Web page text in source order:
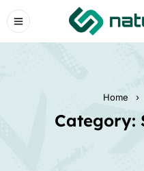
Home ›
Category: